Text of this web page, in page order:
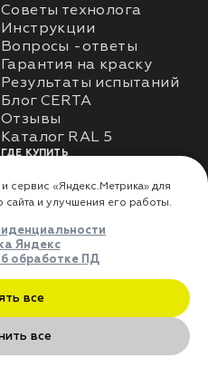
Советы технолога
Инструкции
Вопросы -ответы
Гарантия на краску
Результаты испытаний
Блог CERTA
Отзывы
Каталог RAL 5
ГДЕ КУПИТЬ
Доставка
Где купить